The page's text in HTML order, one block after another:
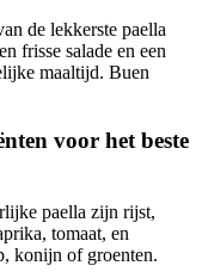
de lekkerste paella
frisse salade en een
maaltijd. Buen
voor het beste
paella zijn rijst,
tomaat, en
konijn of groenten.